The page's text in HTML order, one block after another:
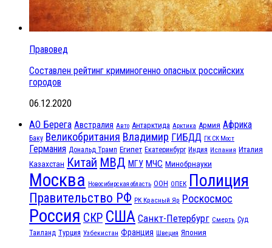
Правовед
Составлен рейтинг криминогенно опасных российских
городов
06.12.2020
АО Берега Австралия Авто Антарктида Арктика Армия Африка
Баку Великобритания Владимир ГИБДД ГК СК Мост
Германия Дональд Трамп Египет Екатеринбург Индия Испания Италия
Казахстан Китай МВД МГУ МЧС Минобрнауки
Москва Новосибирская область ООН ОПЕК Полиция
Правительство РФ РК Красный Яр Роскосмос
Россия СКР США Санкт-Петербург Смерть Суд
Таиланд Турция Узбекистан Франция Швеция Япония